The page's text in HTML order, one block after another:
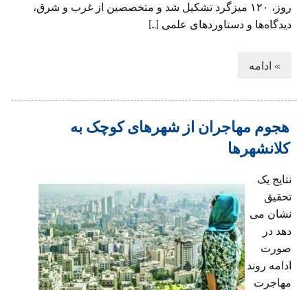
روز، ۱۲۰ میزگرد تشکیل شد و متخصصین از غرب و شرق،
دیدگاه‌ها و دستاوردهای علمی […]
» ادامه
هجوم مهاجران از شهرهای کوچک به
کلانشهرها
نتایج یک
تحقیق
نشان می
دهد در
صورت
ادامه روند
مهاجرت